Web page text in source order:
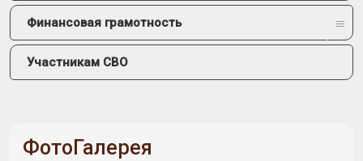
Финансовая грамотность
Участникам СВО
ФотоГалерея